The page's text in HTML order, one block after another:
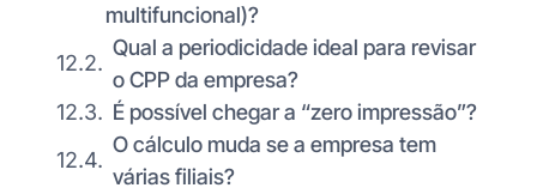
multifuncional)?
Qual a periodicidade ideal para revisar
o CPP da empresa?
É possível chegar a “zero impressão”?
O cálculo muda se a empresa tem
várias filiais?